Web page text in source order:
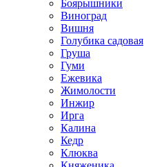
Боярышники
Виноград
Вишня
Голубика садовая
Груша
Гуми
Ежевика
Жимолости
Инжир
Ирга
Калина
Кедр
Клюква